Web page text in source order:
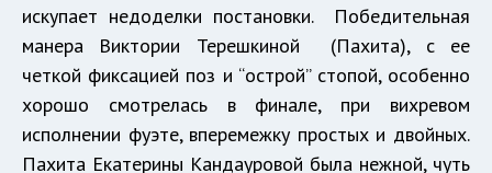
искупает недоделки постановки. Победительная
манера Виктории Терешкиной (Пахита), с ее
четкой фиксацией поз и “острой” стопой, особенно
хорошо смотрелась в финале, при вихревом
исполнении фуэте, вперемежку простых и двойных.
Пахита Екатерины Кандауровой была нежной, чуть